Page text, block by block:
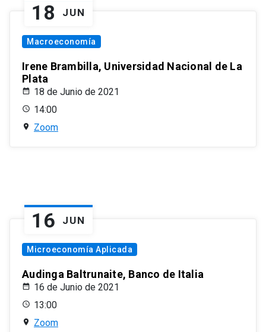
18 JUN
Macroeconomía
Irene Brambilla, Universidad Nacional de La
Plata
18 de Junio de 2021
14:00
Zoom
16 JUN
Microeconomía Aplicada
Audinga Baltrunaite, Banco de Italia
16 de Junio de 2021
13:00
Zoom